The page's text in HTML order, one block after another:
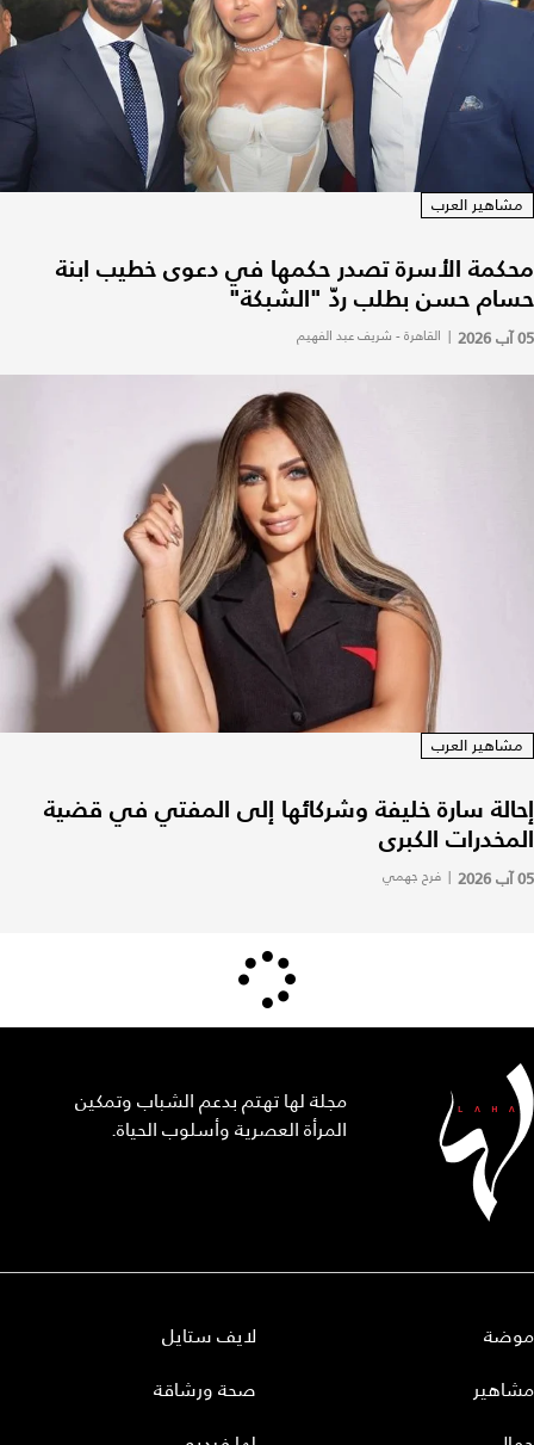
مشاهير العرب
محكمة الأسرة تصدر حكمها في دعوى خطيب ابنة
حسام حسن بطلب ردّ "الشبكة"
05 آب 2026 | القاهرة - شريف عبد الفهيم
مشاهير العرب
إحالة سارة خليفة وشركائها إلى المفتي في قضية
المخدرات الكبرى
05 آب 2026 | فرح جهمي
مجلة لها تهتم بدعم الشباب وتمكين
المرأة العصرية وأسلوب الحياة.
موضة
مشاهير
لايف ستايل
صحة ورشاقة